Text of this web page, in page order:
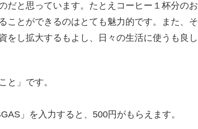
だと思っています。たとえコーヒー１杯分のお
ことができるのはとても魅力的です。また、そ
をし拡大するもよし、日々の生活に使うも良し
と」です。
」を入力すると、500円がもらえます。